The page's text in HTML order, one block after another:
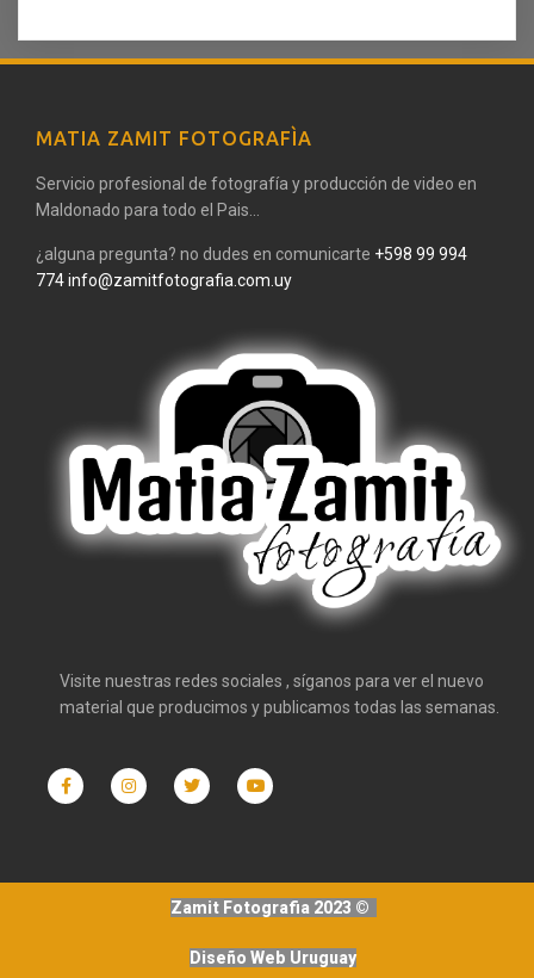
MATIA ZAMIT FOTOGRAFÌA
Servicio profesional de fotografía y producción de video en
Maldonado para todo el Pais...
¿alguna pregunta? no dudes en comunicarte +598 99 994
774info@zamitfotografia.com.uy
Visite nuestras redes sociales , síganos para ver el nuevo
material que producimos y publicamos todas las semanas.
Zamit Fotografia 2023 ©
Diseño Web Uruguay